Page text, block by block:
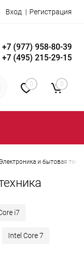
Вход Регистрация
+7 (977) 958-80-39
+7 (495) 215-29-15
0 0
Электроника и бытовая
i7
Intel Core 7